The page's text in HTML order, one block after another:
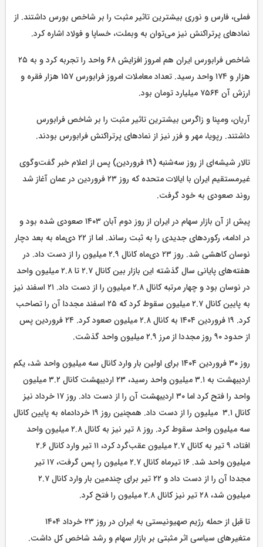
فملی، فارس و نوری بیشترین تاثیر مثبت را بر شاخص بورس داشتند. از
نمادهای پرتراکنش نیز می‌توان به وبملت، خساپا و فولاد اشاره کرد.
شاخص فرابورس ایران هم امروز افزایش ۶۸ واحد را تجربه کرد و به ۲۵
هزار و ۱۷۴ واحد رسید. تعداد معاملات امروز فرابورس ۱۵۷ هزار فقره و
ارزش آن ۷۵۶۴ میلیارد تومان بود.
آریان، ومپنا و زاگرس بیشترین تاثیر مثبت را بر شاخص فرابورس
داشتند. رپویا، مهر و فزر نیز از نمادهای پرتراکنش فرابورس بودند.
تالار شیشه‌ای از روز سه‌شنبه (۱۹ فروردین) پس از اعلام خبر گفت‌وگوی
غیرمستقیم ایران با ایالات متحده که روز ۲۳ فروردین در عمان آغاز شد
روند صعودی به خود گرفت.
پیش از آن بازار سهام در ایران از روز دوم آبان ۱۴۰۳ صعودی شده بود و
در ادامه، رکوردهای جدیدی را به ثبت رساند. اما از ۲۲ دی‌ماه به بعد دچار
نوسان کاهشی شد. روز ۲۳ دی‌ماه کانال ۲.۹ میلیون را از دست داد. در
هفته‌های پایانی سال گذشته این بازار بین کانال ۲.۷ تا ۲.۸ میلیون واحد
در نوسان بود و چهار مرتبه کانال ۲.۸ میلیون را از دست داد. ۲۱ اسفند نیز
به پایین کانال ۲.۷ میلیون سقوط کرد که ۲۵ اسفند مجددا آن را تصاحب
کرد. ۱۹ فروردین ۱۴۰۴ به کانال ۲.۸ میلیون صعود کرد. ۲۴ فروردین پس
از حدود ۹۰ روز مجددا از مرز ۲.۹ میلیون واحد گذشت.
روز ۳۰ فروردین ۱۴۰۴ برای اولین بار وارد کانال سه میلیون واحد شد، یکم
اردیبهشت به ۳.۱ میلیون واحد رسید، ۲۳ اردیبهشت کانال ۳.۲ میلیون
واحد را فتح کرد اما ۳۰ اردیبهشت آن را از دست داد. روز ۱۷ خرداد نیز
کانال ۳.۱ میلیون را از دست داد. همچنین روز ۱۹ خردادماه به پایین کانال
سه میلیون واحد سقوط کرد. روز ۸ تیر نیز به کانال ۲.۸ میلیون واحد
افتاد، ۹ تیر به کانال ۲.۷ میلیون عقب‌گرد کرد، ۱۱ تیر وارد کانال ۲.۶
میلیون واحد شد. ۱۶ تیرماه کانال ۲.۷ میلیون را پس گرفت، ۱۷ تیر
مجددا آن را از دست داد و ۲۲ تیر برای چندمین بار وارد کانال ۲.۷
میلیون شد، ۲۸ تیر نیز کانال ۲.۸ میلیون را فتح کرد.
تا قبل از حمله رژیم صهیونیستی به ایران در روز ۲۳ خرداد ۱۴۰۴
متغیرهای سیاسی اثر مثبتی بر بازار سهام و رشد شاخص کل داشت.